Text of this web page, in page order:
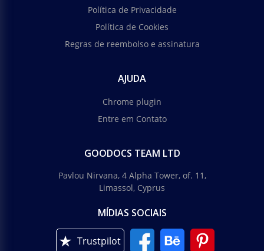
Política de Privacidade
Política de Cookies
Regras de reembolso e assinatura
AJUDA
Chrome plugin
Entre em Contato
GOODOCS TEAM LTD
Pavlou Nirvana, 4 Alpha Tower, of. 11,
Limassol, Cyprus
MÍDIAS SOCIAIS
Trustpilot